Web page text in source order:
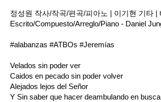
정성원 작사/작곡/편곡/피아노 | 이기현 기타 |
Escrito/Compuesto/Arreglo/Piano - Daniel
#alabanzas #ATBOs #Jeremías
Velados sin poder ver
Caidos en pecado sin poder volver
Alejados lejos del Señor
Y Sin saber que hacer deambulando en